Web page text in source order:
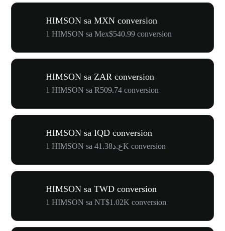
HIMSON sa MXN conversion
1 HIMSON sa Mex$540.99 conversion
HIMSON sa ZAR conversion
1 HIMSON sa R509.74 conversion
HIMSON sa IQD conversion
1 HIMSON sa ع.د41.38K conversion
HIMSON sa TWD conversion
1 HIMSON sa NT$1.02K conversion